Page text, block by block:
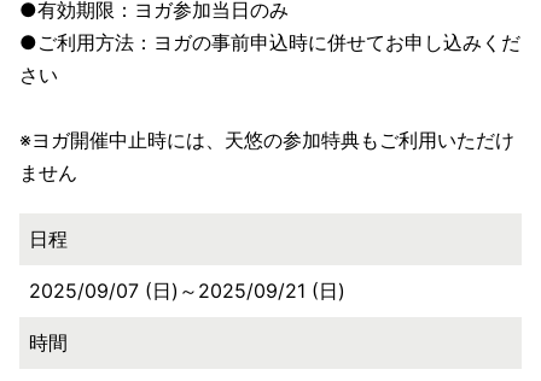
●有効期限：ヨガ参加当日のみ
●ご利用方法：ヨガの事前申込時に併せてお申し込みくだ
さい
※ヨガ開催中止時には、天悠の参加特典もご利用いただけ
ません
日程
2025/09/07 (日)～2025/09/21 (日)
時間